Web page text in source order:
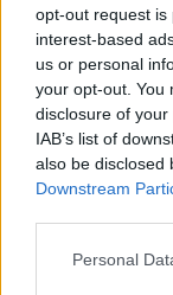
opt-out request is
interest-based
us or personal
your opt-out. You
disclosure of
IAB’s list of
also be disclosed
Downstream
Personal
Sábado, 26/09/